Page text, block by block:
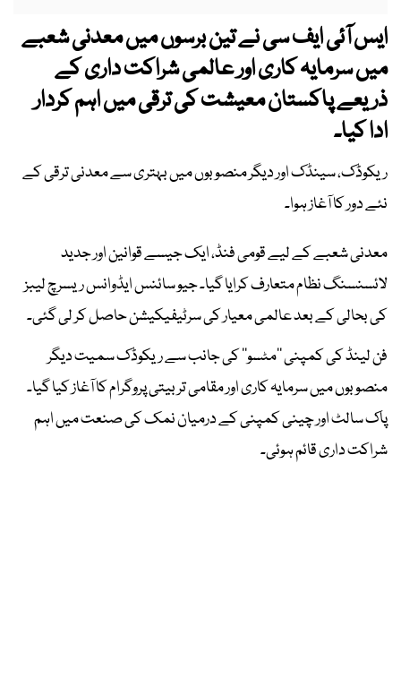
ایس آئی ایف سی نے تین برسوں میں معدنی شعبے
میں سرمایہ کاری اور عالمی شراکت داری کے
ذریعے پاکستان معیشت کی ترقی میں اہم کردار
ادا کیا۔
ریکوڈک، سینڈک اور دیگر منصوبوں میں بہتری سے معدنی ترقی کے
نئے دور کا آغاز ہوا۔
معدنی شعبے کے لیے قومی فنڈ، ایک جیسے قوانین اور جدید
لائسنسنگ نظام متعارف کرایا گیا۔ جیو سائنس ایڈوانس ریسرچ لیبز
کی بحالی کے بعد عالمی معیار کی سرٹیفیکیشن حاصل کر لی گئی۔
فن لینڈ کی کمپنی ’’مٹسو‘‘ کی جانب سے ریکوڈک سمیت دیگر
منصوبوں میں سرمایہ کاری اور مقامی تربیتی پروگرام کا آغاز کیا گیا۔
پاک سالٹ اور چینی کمپنی کے درمیان نمک کی صنعت میں اہم
شراکت داری قائم ہوئی۔